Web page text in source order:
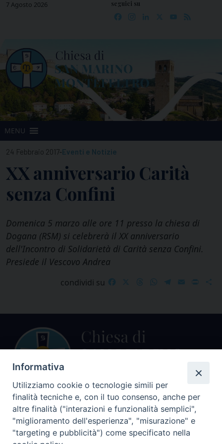
Skip7 Agosto 2026 seguici su
Facebook
Instagram
LinkedIn YouTube
MENU
24 Febbraio 2017-Eventi e Notizie
XX anniversario Carità
senza Confini
Domenica 5 marzo alle ore 11 presso la chiesa di
Dogana (RSM) si celebrerà il XX anniversario
dell'Incontro di Solidarietà di Carità senza Confini.
Presiede il Vescovo Andrea
condividi su FacebookThreadsWhatsApp
Telegram
EmailPrint
Centralino Curia Vescovile
0541 913711
Indirizzo
Informativa
Utilizziamo cookie o tecnologie simili per
finalità tecniche e, con il tuo consenso, anche per
altre finalità ("interazioni e funzionalità semplici",
"miglioramento dell'esperienza", "misurazione" e
"targeting e pubblicità") come specificato nella